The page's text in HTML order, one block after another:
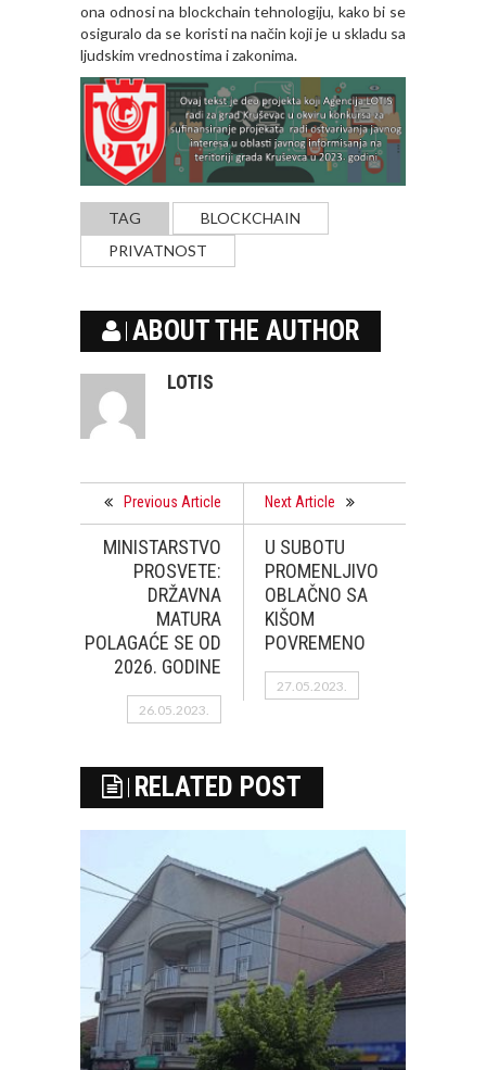
ona odnosi na blockchain tehnologiju, kako bi se
osiguralo da se koristi na način koji je u skladu sa
ljudskim vrednostima i zakonima.
TAG
BLOCKCHAIN
PRIVATNOST
ABOUT THE AUTHOR
LOTIS
Previous Article
MINISTARSTVO
PROSVETE:
DRŽAVNA
MATURA
POLAGAĆE SE OD
2026. GODINE
26.05.2023.
Next Article
U SUBOTU
PROMENLJIVO
OBLAČNO SA
KIŠOM
POVREMENO
27.05.2023.
RELATED POST